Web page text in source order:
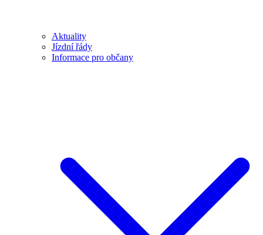
Aktuality
Jízdní řády
Informace pro občany